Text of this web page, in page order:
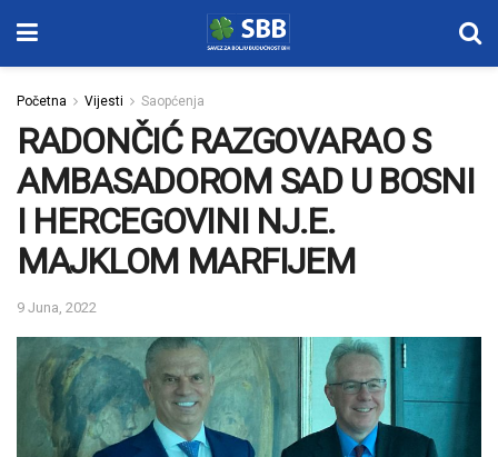
Početna Vijesti Saopćenja
RADONČIĆ RAZGOVARAO S
AMBASADOROM SAD U BOSNI
I HERCEGOVINI NJ.E.
MAJKLOM MARFIJEM
9 Juna, 2022